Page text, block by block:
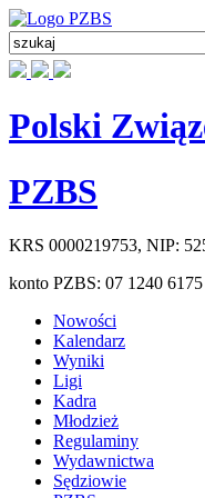
Polski
PZBS
KRS 0000219753, NIP:
konto PZBS: 07 1240
Nowości
Kalendarz
Wyniki
Ligi
Kadra
Młodzież
Regulaminy
Wydawnictwa
Sędziowie